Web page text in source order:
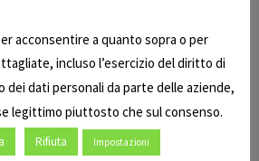
che nuovi o le nostre roulotte,
acconsentire a quanto sopra o per
incluso l’esercizio del diritto di
dati personali da parte delle aziende,
legittimo piuttosto che sul consenso.
Rifiuta Impostazioni